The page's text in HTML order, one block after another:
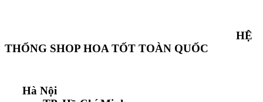
HỆ
THỐNG SHOP HOA TỐT TOÀN QUỐC
Hà Nội